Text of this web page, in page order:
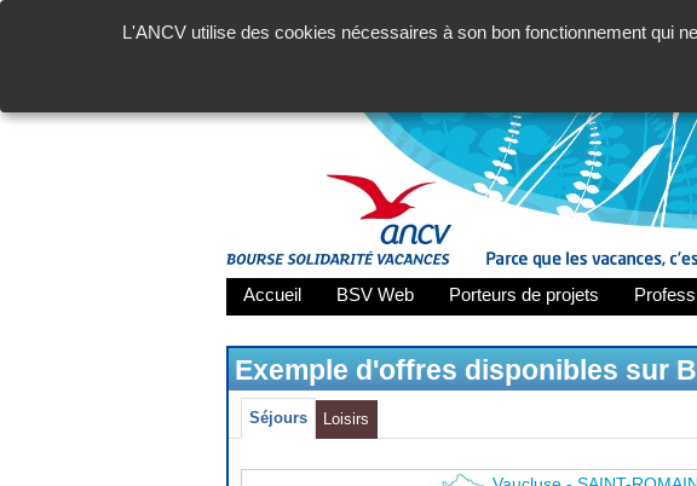
L'ANCV utilise des cookies nécessaires à son bon fonctionnement qui
Accueil BSV Web Porteurs de projets
Exemple d'offres disponibles sur
Séjours Loisirs